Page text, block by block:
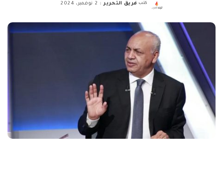
Posted
كتب فريق التحرير 2 نوفمبر، 2024